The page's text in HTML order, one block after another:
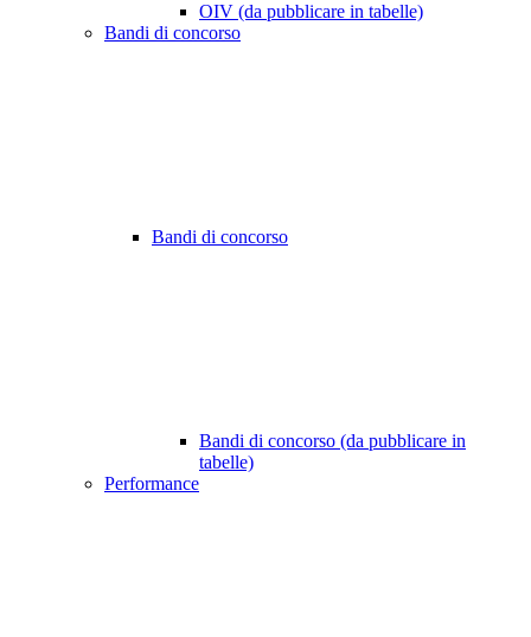
OIV (da pubblicare in tabelle)
Bandi di concorso
Bandi di concorso
Bandi di concorso (da pubblicare in
tabelle)
Performance